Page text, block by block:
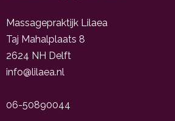
Massagepraktijk Lilaea
Taj Mahalplaats 8
2624 NH Delft
info@lilaea.nl
06-50890044